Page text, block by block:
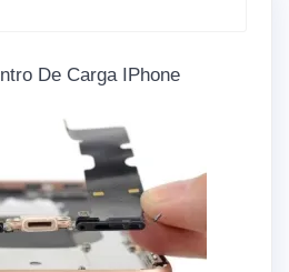
De Carga IPhone